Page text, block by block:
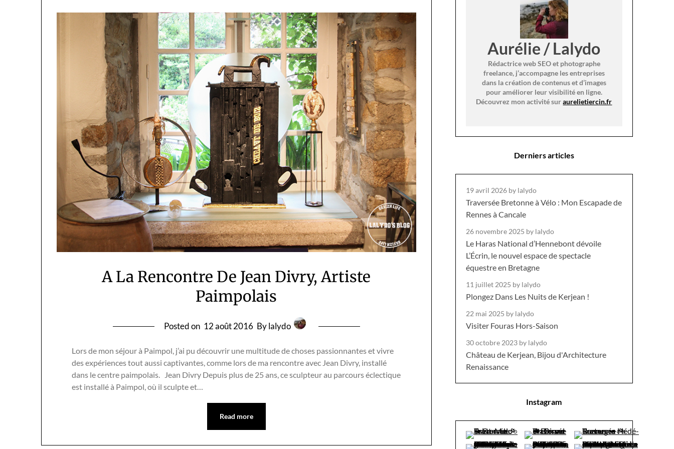
A La Rencontre De Jean Divry, Artiste
Paimpolais
Posted on 12 août 2016 By lalydo
Lors de mon séjour à Paimpol, j’ai pu découvrir une multitude de choses passionnantes et vivre
des expériences tout aussi captivantes, comme lors de ma rencontre avec Jean Divry, installé
dans le centre paimpolais. Jean Divry Depuis plus de 25 ans, ce sculpteur au parcours éclectique
est installé à Paimpol, où il sculpte et…
Read more
Aurélie / Lalydo
Rédactrice web SEO et photographe
freelance, j’accompagne les entreprises
dans la création de contenus et d’images
pour améliorer leur visibilité en ligne.
Découvrez mon activité suraurelietiercin.fr
Derniers articles
19 avril 2026 by lalydo
Traversée Bretonne à Vélo : Mon Escapade de
Rennes à Cancale
26 novembre 2025 by lalydo
Le Haras National d’Hennebont dévoile
L’Écrin, le nouvel espace de spectacle
équestre en Bretagne
11 juillet 2025 by lalydo
Plongez Dans Les Nuits de Kerjean !
22 mai 2025 by lalydo
Visiter Fouras Hors-Saison
30 octobre 2023 by lalydo
Château de Kerjean, Bijou d'Architecture
Renaissance
Instagram